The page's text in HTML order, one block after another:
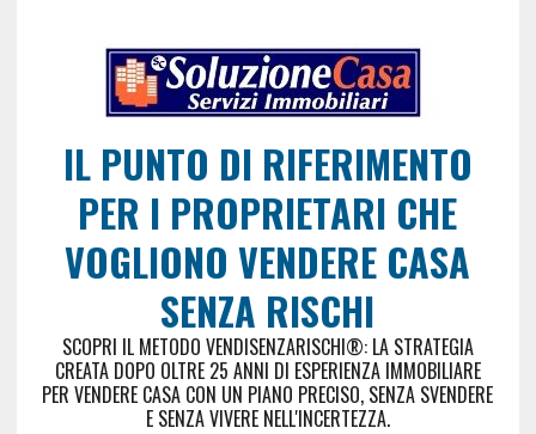
IL PUNTO DI RIFERIMENTO
PER I PROPRIETARI CHE
VOGLIONO VENDERE CASA
SENZA RISCHI
SCOPRI IL METODO VENDISENZARISCHI®: LA STRATEGIA
CREATA DOPO OLTRE 25 ANNI DI ESPERIENZA IMMOBILIARE
PER VENDERE CASA CON UN PIANO PRECISO, SENZA SVENDERE
E SENZA VIVERE NELL'INCERTEZZA.